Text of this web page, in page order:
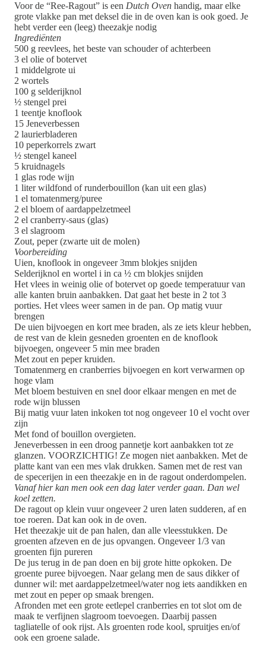
Voor de “Ree-Ragout” is een Dutch Oven handig, maar elke
grote vlakke pan met deksel die in de oven kan is ook goed. Je
hebt verder een (leeg) theezakje nodig
Ingrediënten
500 g reevlees, het beste van schouder of achterbeen
3 el olie of botervet
1 middelgrote ui
2 wortels
100 g selderijknol
½ stengel prei
1 teentje knoflook
15 Jeneverbessen
2 laurierbladeren
10 peperkorrels zwart
½ stengel kaneel
5 kruidnagels
1 glas rode wijn
1 liter wildfond of runderbouillon (kan uit een glas)
1 el tomatenmerg/puree
2 el bloem of aardappelzetmeel
2 el cranberry-saus (glas)
3 el slagroom
Zout, peper (zwarte uit de molen)
Voorbereiding
Uien, knoflook in ongeveer 3mm blokjes snijden
Selderijknol en wortel i in ca ½ cm blokjes snijden
Het vlees in weinig olie of botervet op goede temperatuur van
alle kanten bruin aanbakken. Dat gaat het beste in 2 tot 3
porties. Het vlees weer samen in de pan. Op matig vuur
brengen
De uien bijvoegen en kort mee braden, als ze iets kleur hebben,
de rest van de klein gesneden groenten en de knoflook
bijvoegen, ongeveer 5 min mee braden
Met zout en peper kruiden.
Tomatenmerg en cranberries bijvoegen en kort verwarmen op
hoge vlam
Met bloem bestuiven en snel door elkaar mengen en met de
rode wijn blussen
Bij matig vuur laten inkoken tot nog ongeveer 10 el vocht over
zijn
Met fond of bouillon overgieten.
Jeneverbessen in een droog pannetje kort aanbakken tot ze
glanzen. VOORZICHTIG! Ze mogen niet aanbakken. Met de
platte kant van een mes vlak drukken. Samen met de rest van
de specerijen in een theezakje en in de ragout onderdompelen.
Vanaf hier kan men ook een dag later verder gaan. Dan wel
koel zetten.
De ragout op klein vuur ongeveer 2 uren laten sudderen, af en
toe roeren. Dat kan ook in de oven.
Het theezakje uit de pan halen, dan alle vleesstukken. De
groenten afzeven en de jus opvangen. Ongeveer 1/3 van
groenten fijn pureren
De jus terug in de pan doen en bij grote hitte opkoken. De
groente puree bijvoegen. Naar gelang men de saus dikker of
dunner wil: met aardappelzetmeel/water nog iets aandikken en
met zout en peper op smaak brengen.
Afronden met een grote eetlepel cranberries en tot slot om de
maak te verfijnen slagroom toevoegen. Daarbij passen
tagliatelle of ook rijst. Als groenten rode kool, spruitjes en/of
ook een groene salade.